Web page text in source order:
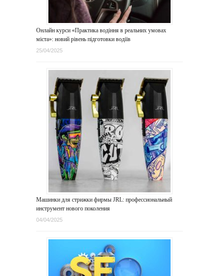
Онлайн курси «Практика водіння в реальних умовах
міста»: новий рівень підготовки водіїв
25/04/2025
Машинки для стрижки фирмы JRL: профессиональный
инструмент нового поколения
04/04/2025